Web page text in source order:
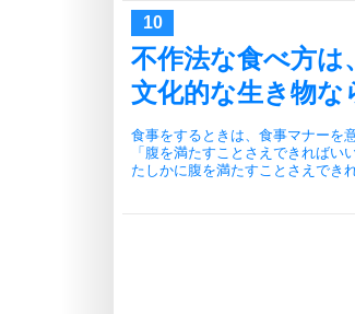
不作法な食べ方は
文化的な生き物な
食事をするときは、食事マナーを
「腹を満たすことさえできればい
たしかに腹を満たすことさえでき